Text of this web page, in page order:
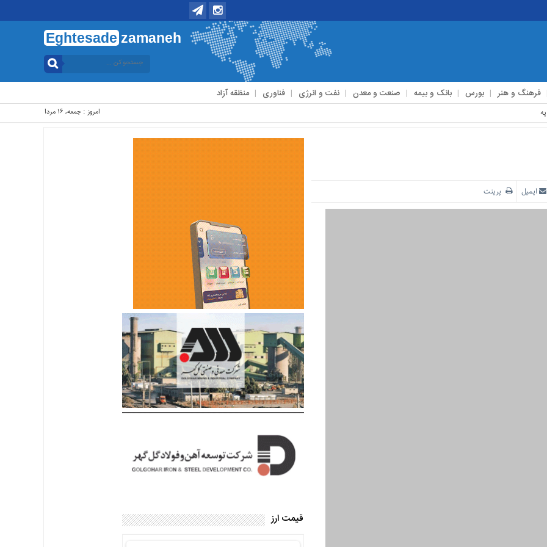
Eghtesade zamaneh
فرهنگ و هنر بورس بانک و بیمه صنعت و معدن نفت و انرژی فناوری منظقه آزاد
امروز : جمعه, ۱۶ مرداد , ۱۴۰۵ .::. برابر با : Friday, 7 August , 2026
ایمیل پرینت
قیمت ارز